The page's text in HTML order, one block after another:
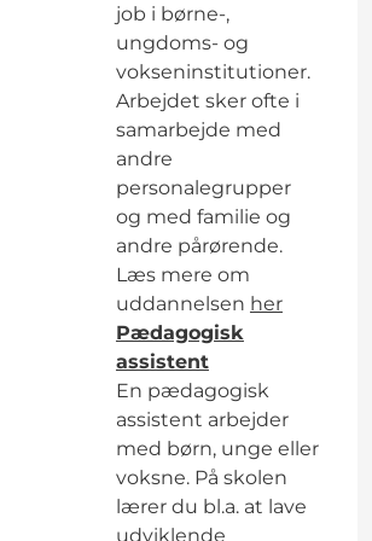
job i børne-,
ungdoms- og
vokseninstitutioner.
Arbejdet sker ofte i
samarbejde med
andre
personalegrupper
og med familie og
andre pårørende.
Læs mere om
uddannelsen her
Pædagogisk
assistent
En pædagogisk
assistent arbejder
med børn, unge eller
voksne. På skolen
lærer du bl.a. at lave
udviklende